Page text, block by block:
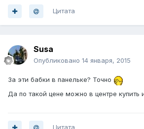
Цитата
Susa
Опубликовано 14 января, 2015
За эти бабки в панельке? Точно
Да по такой цене можно в центре купить
Цитата